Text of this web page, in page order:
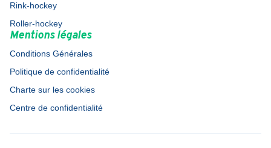
Rink-hockey
Roller-hockey
Mentions légales
Conditions Générales
Politique de confidentialité
Charte sur les cookies
Centre de confidentialité